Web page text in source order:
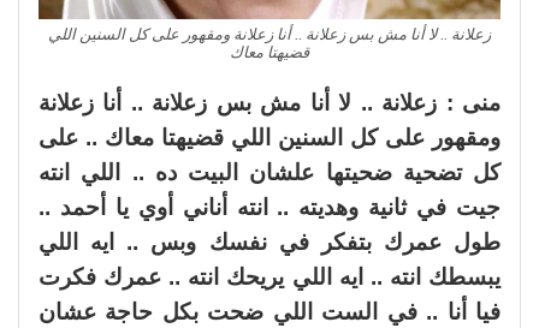
زعلانة .. لا أنا مش بس زعلانة .. أنا زعلانة ومقهور على كل السنين اللي
قضيهتا معاك
منى : زعلانة .. لا أنا مش بس زعلانة .. أنا زعلانة
ومقهور على كل السنين اللي قضيهتا معاك .. على
كل تضحية ضحيتها علشان البيت ده .. اللي انته
جيت في ثانية وهديته .. انته أناني أوي يا أحمد ..
طول عمرك بتفكر في نفسك وبس .. ايه اللي
يبسطك انته .. ايه اللي يريحك انته .. عمرك فكرت
فيا أنا .. في الست اللي ضحت بكل حاجة عشان